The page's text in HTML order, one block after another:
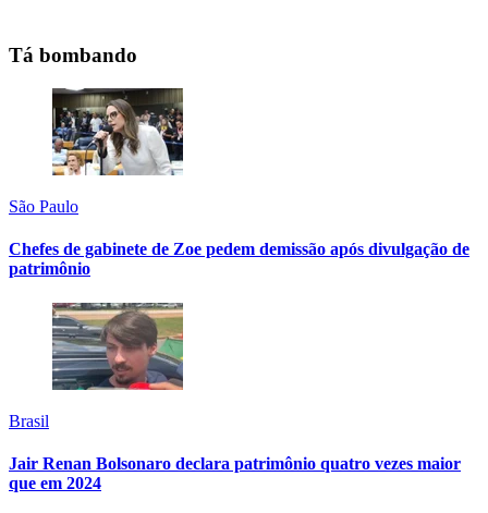
Tá bombando
São Paulo
Chefes de gabinete de Zoe pedem demissão após divulgação de
patrimônio
Brasil
Jair Renan Bolsonaro declara patrimônio quatro vezes maior
que em 2024